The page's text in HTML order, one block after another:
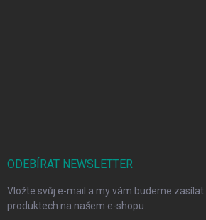
ODEBÍRAT NEWSLETTER
Vložte svůj e-mail a my vám budeme
produktech na našem e-shopu.